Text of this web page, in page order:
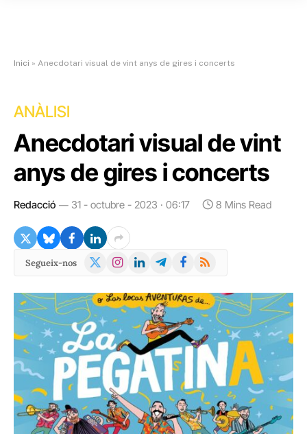
Inici » Anecdotari visual de vint anys de gires i concerts
ANÀLISI
Anecdotari visual de vint
anys de gires i concerts
Redacció 31 - octubre - 2023 · 06:17 8 Mins Read
Segueix-nos
X
Instagram
LinkedInTelegramFacebook
RSS